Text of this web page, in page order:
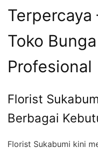
Terpercaya
Toko
Profesional
Florist
Berbagai
Florist Sukabumi kini